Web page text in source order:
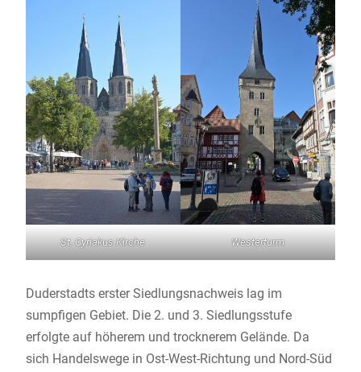
St. Cyriakus Kirche Westerturm
Duderstadts erster Siedlungsnachweis lag im
sumpfigen Gebiet. Die 2. und 3. Siedlungsstufe
erfolgte auf höherem und trocknerem Gelände. Da
sich Handelswege in Ost-West-Richtung und Nord-Süd